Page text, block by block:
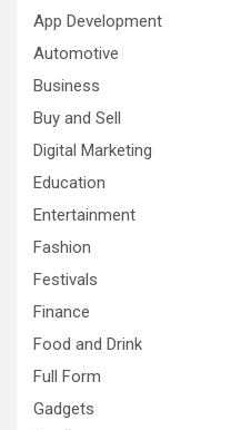
App Development
Automotive
Business
Buy and Sell
Digital Marketing
Education
Entertainment
Fashion
Festivals
Finance
Food and Drink
Full Form
Gadgets